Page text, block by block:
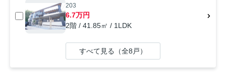
203
6.7万円
2階 / 41.85㎡ / 1LDK
すべて見る（全8戸）